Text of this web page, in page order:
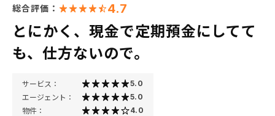
総合評価： 4.7
とにかく、現金で定期預金にしてて
も、仕方ないので。
サービス： 5.0
エージェント： 5.0
物件： 4.0